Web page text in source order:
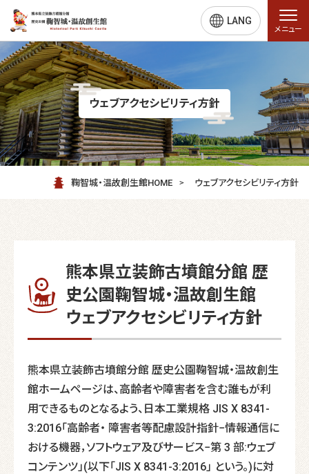
LANG
メニュー
ウェブアクセシビリティ方針
鞠智城・温故創生館HOME ウェブアクセシビリティ方針
熊本県立装飾古墳館分館 歴
史公園鞠智城・温故創生館
ウェブアクセシビリティ方針
熊本県立装飾古墳館分館 歴史公園鞠智城・温故創生
館ホームページは、高齢者や障害者を含む誰もが利
用できるものとなるよう、日本工業規格 JIS X 8341-
3:2016「高齢者・ 障害者等配慮設計指針−情報通信に
おける機器，ソフトウェア及びサービス−第 3 部:ウェブ
コンテンツ」(以下「JIS X 8341-3:2016」 という。)に対